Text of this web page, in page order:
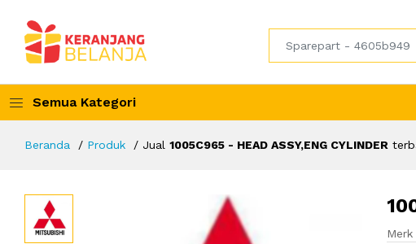
Semua Kategori
Beranda Produk Jual 1005C965 - HEAD ASSY,ENG CYLINDER
Merk